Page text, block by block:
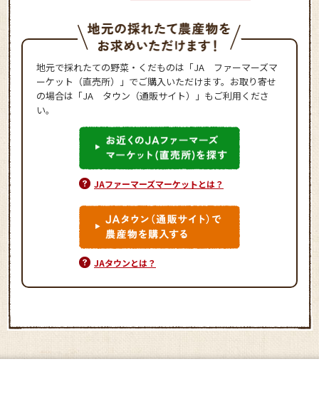
地元で採れたての野菜・くだものは「JA ファーマーズマ
ーケット（直売所）」でご購入いただけます。お取り寄せ
の場合は「JA タウン（通販サイト）」もご利用くださ
い。
JAファーマーズマーケットとは？
JAタウンとは？